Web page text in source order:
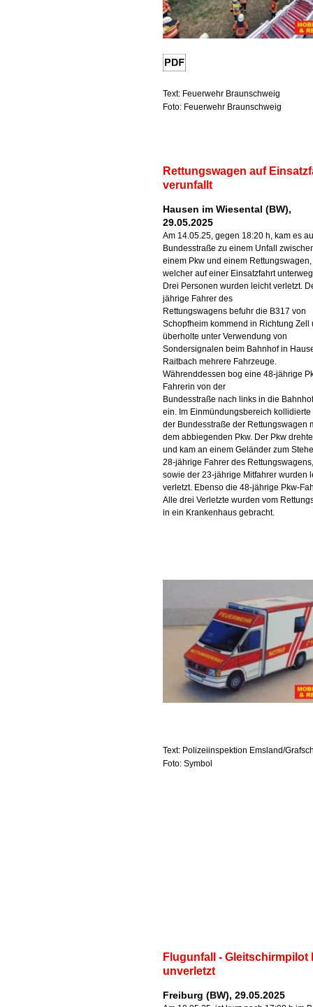
Text: Feuerwehr Braunschweig
Foto: Feuerwehr Braunschweig
Rettungswagen auf
verunfallt
Hausen im Wiesental (BW),
29.05.2025
Am 14.05.25, gegen 18:20 h, kam es
Bundesstraße zu einem Unfall
einem Pkw und einem Rettungswagen,
welcher auf einer Einsatzfahrt
Drei Personen wurden leicht verletzt.
jährige Fahrer des
Rettungswagens befuhr die B317 von
Schopfheim kommend in Richtung Zell
überholte unter Verwendung von
Sondersignalen beim Bahnhof in
Raitbach mehrere Fahrzeuge.
Währenddessen bog eine 48-jährige
Fahrerin von der
Bundesstraße nach links in die
ein. Im Einmündungsbereich kollidierte
der Bundesstraße der Rettungswagen
dem abbiegenden Pkw. Der Pkw
und kam an einem Geländer zum
28-jährige Fahrer des Rettungswagens,
sowie der 23-jährige Mitfahrer wurden
verletzt. Ebenso die 48-jährige Pkw-
Alle drei Verletzte wurden vom
in ein Krankenhaus gebracht.
Text: Polizeiinspektion Emsland/
Foto: Symbol
Flugunfall - Gleitschirmpilot
unverletzt
Freiburg (BW), 29.05.2025